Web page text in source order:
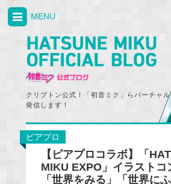
クリプトン公式！「初音ミク」らバーチャ
発信します！
MENU
ピアプロ
【ピアプロコラボ】「
MIKU EXPO」イラストコ
「世界をみる」「世界に